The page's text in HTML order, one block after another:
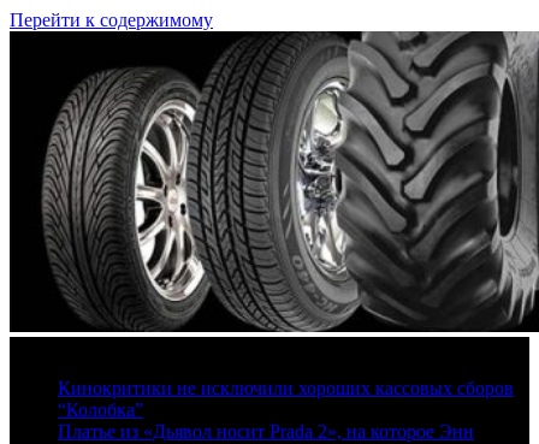
Перейти к содержимому
Кинокритики не исключили хороших кассовых сборов
“Колобка”
Платье из «Дьявол носит Prada 2», на которое Энн